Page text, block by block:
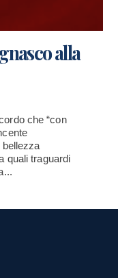
alla
che “con
bellezza
quali traguardi